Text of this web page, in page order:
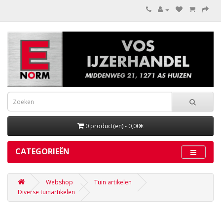
0 product(en) - 0,00€
CATEGORIEËN
Webshop
Tuin artikelen
Diverse tuinartikelen